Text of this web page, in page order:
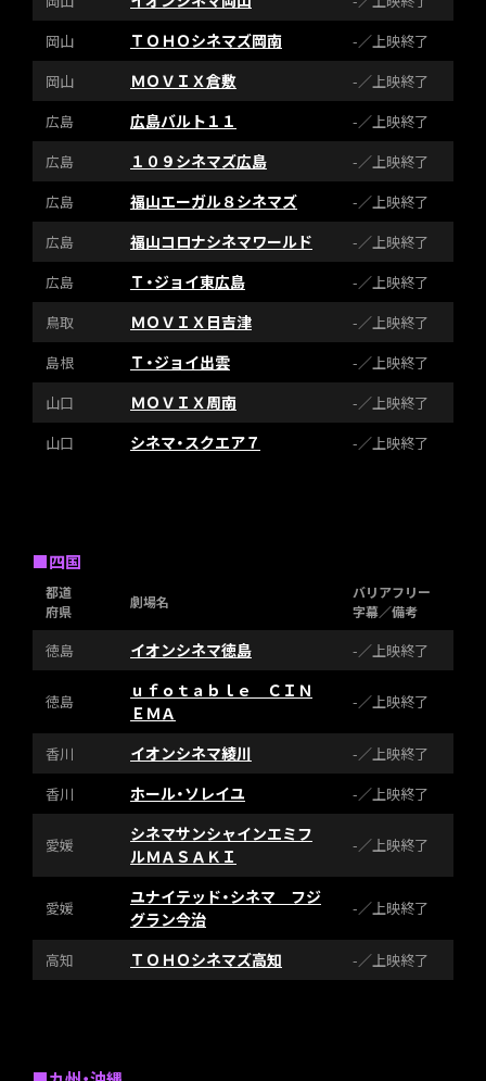
岡山
ＴＯＨＯシネマズ岡南
-／上映終了
岡山
ＭＯＶＩＸ倉敷
-／上映終了
広島
広島バルト１１
-／上映終了
広島
１０９シネマズ広島
-／上映終了
広島
福山エーガル８シネマズ
-／上映終了
広島
福山コロナシネマワールド
-／上映終了
広島
Ｔ・ジョイ東広島
-／上映終了
鳥取
ＭＯＶＩＸ日吉津
-／上映終了
島根
Ｔ・ジョイ出雲
-／上映終了
山口
ＭＯＶＩＸ周南
-／上映終了
山口
シネマ・スクエア７ -／上映終了
■四国
都道
府県
劇場名
バリアフリー
字幕／備考
徳島 イオンシネマ徳島 -／上映終了
徳島
ｕｆｏｔａｂｌｅ ＣＩＮ
ＥＭＡ
-／上映終了
香川 イオンシネマ綾川
-／上映終了
香川
ホール・ソレイユ -／上映終了
愛媛
シネマサンシャインエミフ
ルＭＡＳＡＫＩ
-／上映終了
愛媛
ユナイテッド・シネマ フジ
グラン今治
-／上映終了
高知 ＴＯＨＯシネマズ高知 -／上映終了